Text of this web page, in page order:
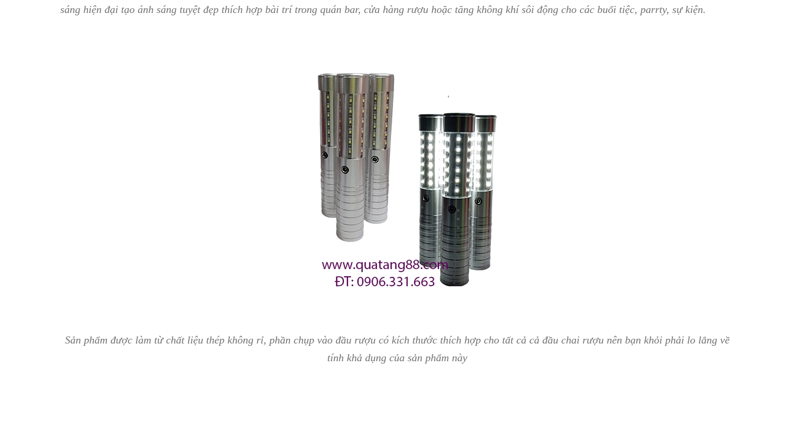
sáng hiện đại tạo ánh sáng tuyệt đẹp thích hợp bài trí trong quán bar, cửa hàng rượu hoặc tăng không khí sôi động cho các buổi tiệc, parrty, sự kiện.
Sản phẩm được làm từ chất liệu thép không rỉ, phần chụp vào đầu rượu có kích thước thích hợp cho tất cả cả đầu chai rượu nên bạn khỏi phải lo lắng về
tính khả dụng của sản phẩm này